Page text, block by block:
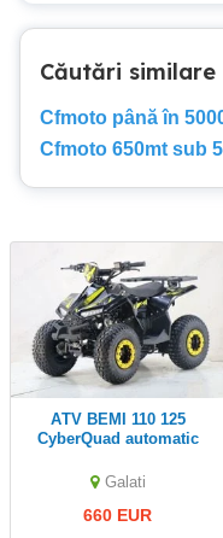
Căutări similare
Cfmoto până în
Cfmoto 650mt sub
ATV BEMI 110 125
CyberQuad automatic
Galati
660 EUR